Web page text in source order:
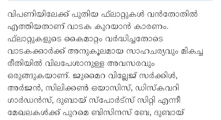
വിപണിയിലേക്ക് പുതിയ ഫ്‌ലാറ്റുകള്‍ വന്‍തോതില്‍
എത്തിയതാണ് വാടക കുറയാന്‍ കാരണം.
ഫ്‌ലാറ്റുകളുടെ കൈമാറ്റം വര്‍ദ്ധിച്ചതോടെ
വാടകക്കാര്‍ക്ക് അനുകൂലമായ സാഹചര്യവും മികച്ച
രീതിയില്‍ വിലപേശാനുള്ള അവസരവും
ഒരുങ്ങുകയാണ്. ജുമൈറ വില്ലേജ് സര്‍ക്കിള്‍,
അര്‍ജന്‍, സിലിക്കണ്‍ ഒയാസിസ്, ഡിസ്‌കവറി
ഗാര്‍ഡന്‍സ്, ദുബായ് സ്‌പോര്‍ട്‌സ് സിറ്റി എന്നീ
മേഖലകള്‍ക്ക് പുറമെ ബിസിനസ് ബേ, ദുബായ്